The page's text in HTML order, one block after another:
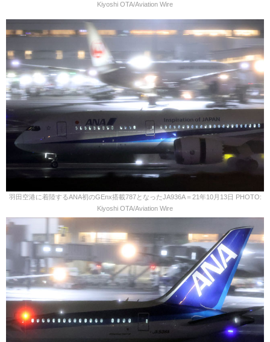
Kiyoshi OTA/Aviation Wire
羽田空港に着陸するANA初のGEnx搭載787となったJA936A＝21年10月13日 PHOTO:
Kiyoshi OTA/Aviation Wire